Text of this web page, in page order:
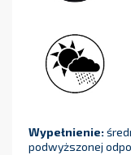
Wypełnienie:
podwyższonej